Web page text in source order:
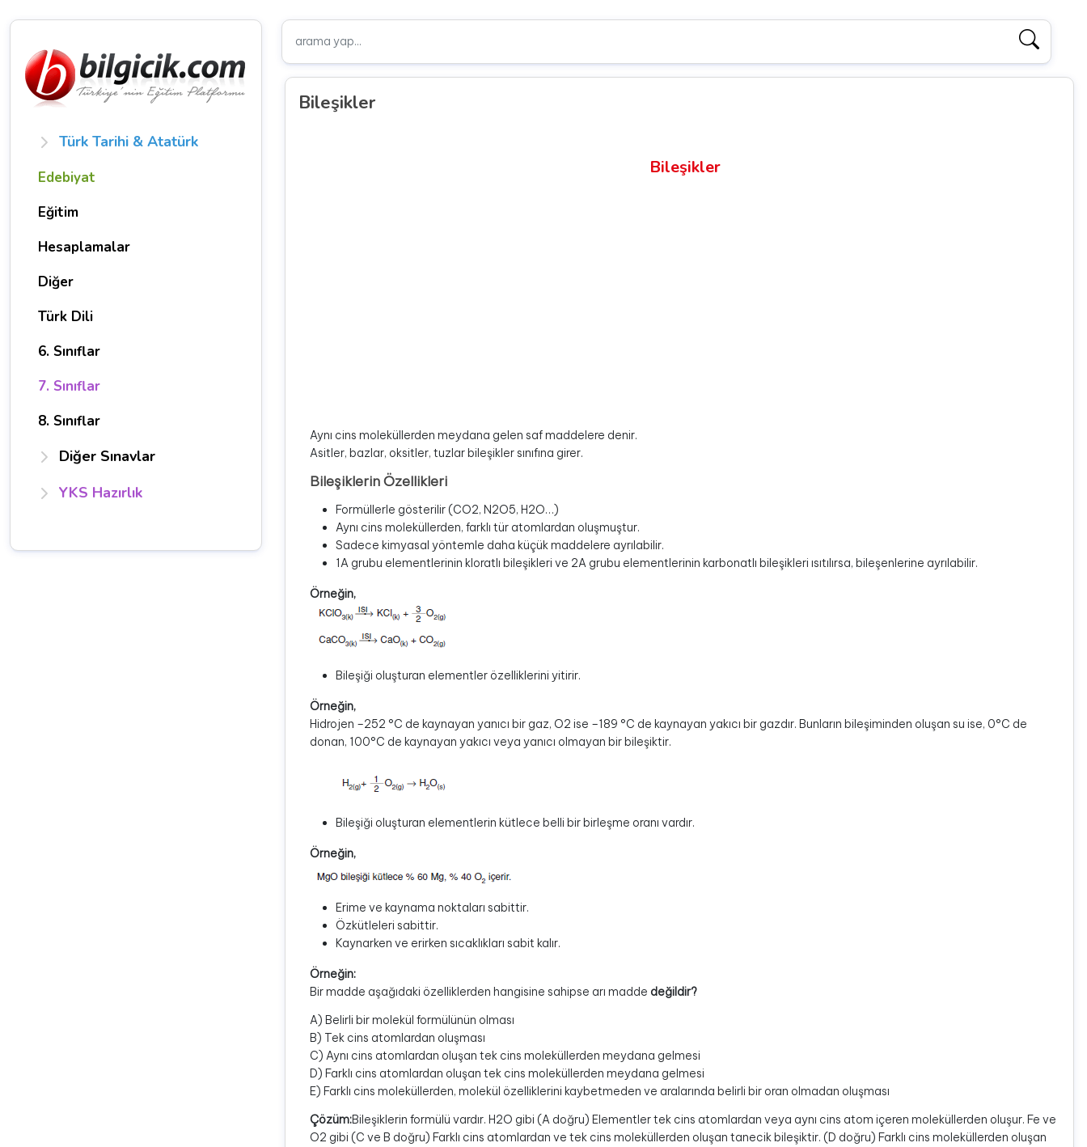
Türk Tarihi & Atatürk
Edebiyat
Eğitim
Hesaplamalar
Diğer
Türk Dili
6. Sınıflar
7. Sınıflar
8. Sınıflar
Diğer Sınavlar
YKS Hazırlık
Bileşikler
Bileşikler
Aynı cins moleküllerden meydana gelen saf maddelere denir.
Asitler, bazlar, oksitler, tuzlar bileşikler sınıfına girer.
Bileşiklerin Özellikleri
Formüllerle gösterilir (CO2, N2O5, H2O…)
Aynı cins moleküllerden, farklı tür atomlardan oluşmuştur.
Sadece kimyasal yöntemle daha küçük maddelere ayrılabilir.
1A grubu elementlerinin kloratlı bileşikleri ve 2A grubu elementlerinin karbonatlı bileşikleri ısıtılırsa, bileşenlerine ayrılabilir.
Örneğin,
Bileşiği oluşturan elementler özelliklerini yitirir.
Örneğin,
Hidrojen –252 °C de kaynayan yanıcı bir gaz, O2 ise –189 °C de kaynayan yakıcı bir gazdır. Bunların bileşiminden oluşan su ise, 0°C de
donan, 100°C de kaynayan yakıcı veya yanıcı olmayan bir bileşiktir.
Bileşiği oluşturan elementlerin kütlece belli bir birleşme oranı vardır.
Örneğin,
Erime ve kaynama noktaları sabittir.
Özkütleleri sabittir.
Kaynarken ve erirken sıcaklıkları sabit kalır.
Örneğin:
Bir madde aşağıdaki özelliklerden hangisine sahipse arı madde değildir?
A) Belirli bir molekül formülünün olması
B) Tek cins atomlardan oluşması
C) Aynı cins atomlardan oluşan tek cins moleküllerden meydana gelmesi
D) Farklı cins atomlardan oluşan tek cins moleküllerden meydana gelmesi
E) Farklı cins moleküllerden, molekül özelliklerini kaybetmeden ve aralarında belirli bir oran olmadan oluşması
Çözüm:Bileşiklerin formülü vardır. H2O gibi (A doğru) Elementler tek cins atomlardan veya aynı cins atom içeren moleküllerden oluşur. Fe ve
O2 gibi (C ve B doğru) Farklı cins atomlardan ve tek cins moleküllerden oluşan tanecik bileşiktir. (D doğru) Farklı cins moleküllerden oluşan